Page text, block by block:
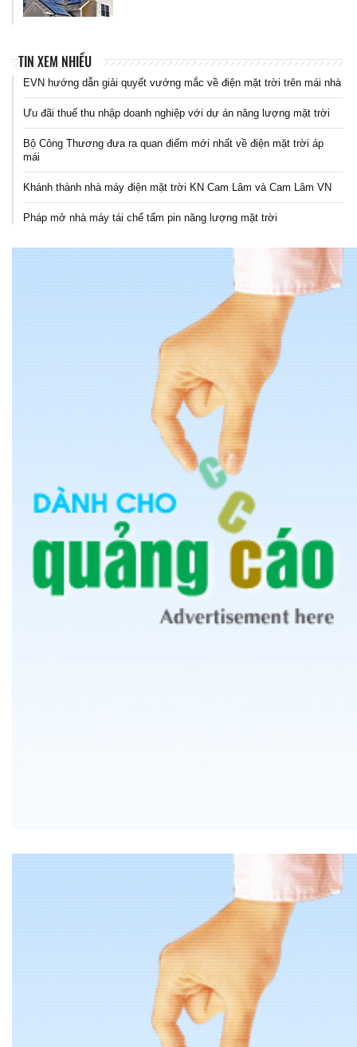
TIN XEM NHIỀU
EVN hướng dẫn giải quyết vướng mắc về điện mặt trời trên mái nhà
Ưu đãi thuế thu nhập doanh nghiệp với dự án năng lượng mặt trời
Bộ Công Thương đưa ra quan điểm mới nhất về điện mặt trời áp
mái
Khánh thành nhà máy điện mặt trời KN Cam Lâm và Cam Lâm VN
Pháp mở nhà máy tái chế tấm pin năng lượng mặt trời